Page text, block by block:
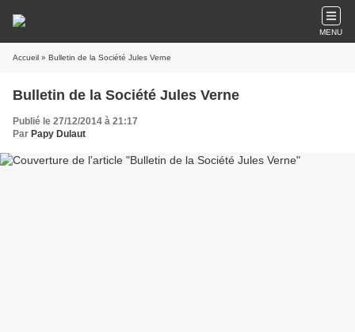
MENU
Accueil » Bulletin de la Société Jules Verne
Bulletin de la Société Jules Verne
Publié le 27/12/2014 à 21:17
Par Papy Dulaut